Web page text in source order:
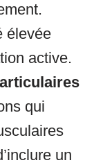
élevée
active.
qui
un